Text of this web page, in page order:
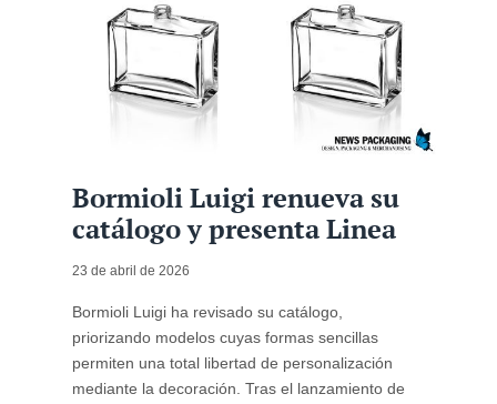
Bormioli Luigi renueva su
catálogo y presenta Linea
23 de abril de 2026
Bormioli Luigi ha revisado su catálogo,
priorizando modelos cuyas formas sencillas
permiten una total libertad de personalización
mediante la decoración. Tras el lanzamiento de